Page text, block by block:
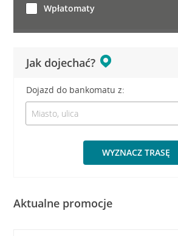
Jak dojechać?
Dojazd do bankomatu z:
WYZNACZ TRASĘ
Wpłatomaty
Aktualne promocje